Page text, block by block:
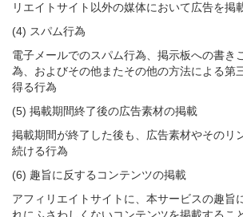
リエイトサイト以外の媒体において広告を掲
(4) スパム行為
電子メールでのスパム行為、掲示板への書き
為、およびその他またその他の方法による第
得る行為
(5) 掲載期間終了後の広告素材の掲載
掲載期間が終了した後も、広告素材やそのリ
続ける行為
(6) 趣旨に反するコンテンツの掲載
アフィリエイトサイトに、本サービスの趣旨